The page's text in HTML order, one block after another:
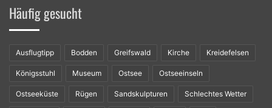
Häufig gesucht
Ausflugtipp Bodden Greifswald Kirche Kreidefelsen
Königsstuhl Museum Ostsee Ostseeinseln
Ostseeküste Rügen Sandskulpturen Schlechtes Wetter